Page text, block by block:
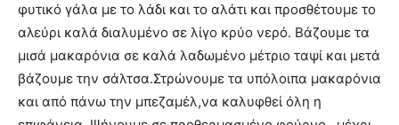
φυτικό γάλα με το λάδι και το αλάτι και προσθέτουμε το
αλεύρι καλά διαλυμένο σε λίγο κρύο νερό. Βάζουμε τα
μισά μακαρόνια σε καλά λαδωμένο μέτριο ταψί και μετά
βάζουμε την σάλτσα.Στρώνουμε τα υπόλοιπα μακαρόνια
και από πάνω την μπεζαμέλ,να καλυφθεί όλη η